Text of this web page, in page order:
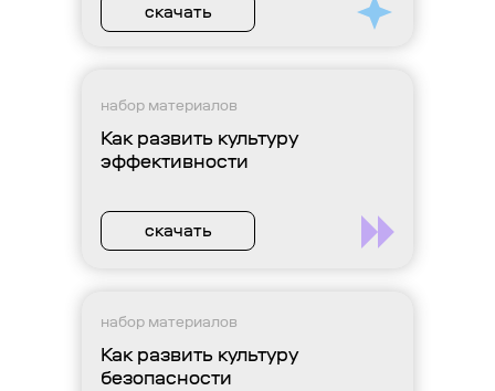
Как развить культуру
безопасности
набор материалов
Как развить культуру
эффективности
набор материалов
скачать
скачать